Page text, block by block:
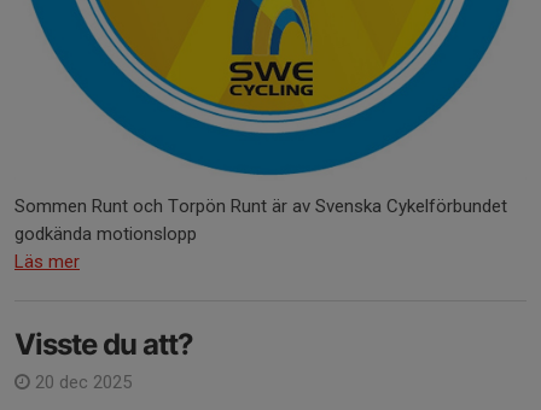
Sommen Runt och Torpön Runt är av Svenska Cykelförbundet
godkända motionslopp
Läs mer
Visste du att?
20 dec 2025